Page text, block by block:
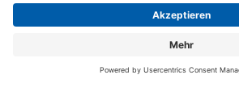
© 2025 La mer Cosmetics AG, Cuxhaven.
Datenschutz